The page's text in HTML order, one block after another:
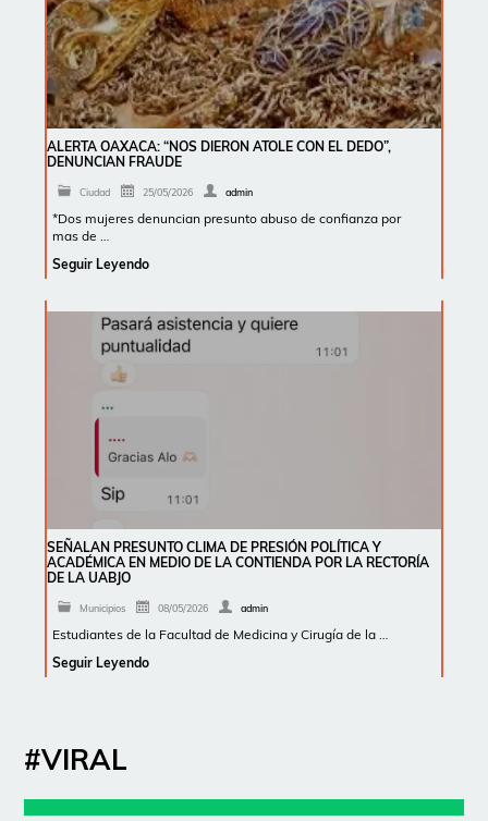
ALERTA OAXACA: “NOS DIERON ATOLE CON EL DEDO”,
DENUNCIAN FRAUDE
Ciudad 25/05/2026 admin
*Dos mujeres denuncian presunto abuso de confianza por
mas de …
Seguir Leyendo
SEÑALAN PRESUNTO CLIMA DE PRESIÓN POLÍTICA Y
ACADÉMICA EN MEDIO DE LA CONTIENDA POR LA RECTORÍA
DE LA UABJO
Municipios 08/05/2026 admin
Estudiantes de la Facultad de Medicina y Cirugía de la …
Seguir Leyendo
#VIRAL